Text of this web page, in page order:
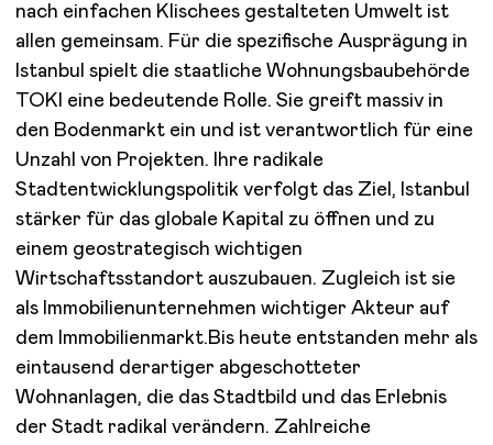
nach einfachen Klischees gestalteten Umwelt ist
allen gemeinsam. Für die spezifische Ausprägung in
Istanbul spielt die staatliche Wohnungsbaubehörde
TOKI eine bedeutende Rolle. Sie greift massiv in
den Bodenmarkt ein und ist verantwortlich für eine
Unzahl von Projekten. Ihre radikale
Stadtentwicklungspolitik verfolgt das Ziel, Istanbul
stärker für das globale Kapital zu öffnen und zu
einem geostrategisch wichtigen
Wirtschaftsstandort auszubauen. Zugleich ist sie
als Immobilienunternehmen wichtiger Akteur auf
dem Immobilienmarkt.Bis heute entstanden mehr als
eintausend derartiger abgeschotteter
Wohnanlagen, die das Stadtbild und das Erlebnis
der Stadt radikal verändern. Zahlreiche